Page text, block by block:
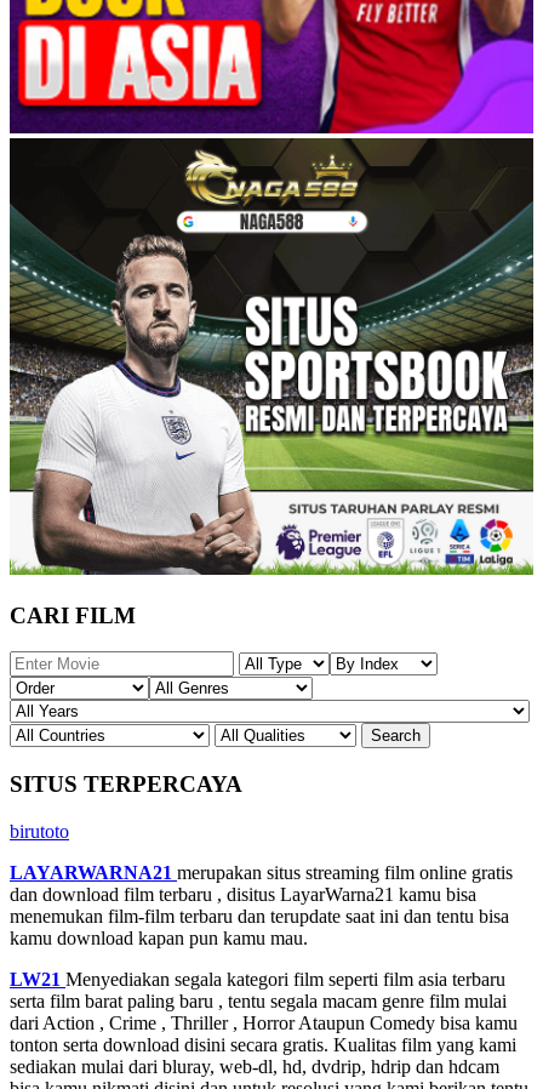
CARI FILM
SITUS TERPERCAYA
birutoto
LAYARWARNA21 merupakan situs streaming film online gratis
dan download film terbaru , disitus LayarWarna21 kamu bisa
menemukan film-film terbaru dan terupdate saat ini dan tentu bisa
kamu download kapan pun kamu mau.
LW21 Menyediakan segala kategori film seperti film asia terbaru
serta film barat paling baru , tentu segala macam genre film mulai
dari Action , Crime , Thriller , Horror Ataupun Comedy bisa kamu
tonton serta download disini secara gratis. Kualitas film yang kami
sediakan mulai dari bluray, web-dl, hd, dvdrip, hdrip dan hdcam